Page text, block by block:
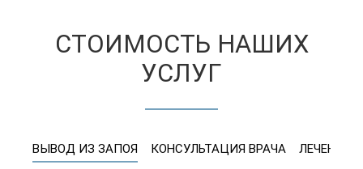
СТОИМОСТЬ НАШИХ
УСЛУГ
ВЫВОД ИЗ ЗАПОЯ КОНСУЛЬТАЦИЯ ВРАЧА ЛЕЧЕНИЕ